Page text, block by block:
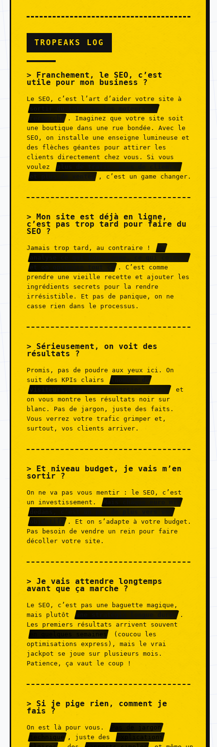
TROPEAKS LOG
Franchement, le SEO, c’est
utile pour mon business ?
Le SEO, c’est l’art d’aider votre site à
. Imaginez que votre site soit
une boutique dans une rue bondée. Avec le
SEO, on installe une enseigne lumineuse et
des flèches géantes pour attirer les
clients directement chez vous. Si vous
voulez
, c’est un game changer.
Mon site est déjà en ligne,
c’est pas trop tard pour faire du
SEO ?
Jamais trop tard, au contraire !
. C’est comme
prendre une vieille recette et ajouter les
ingrédients secrets pour la rendre
irrésistible. Et pas de panique, on ne
casse rien dans le processus.
Sérieusement, on voit des
résultats ?
Promis, pas de poudre aux yeux ici. On
suit des KPIs clairs
et
on vous montre les résultats noir sur
blanc. Pas de jargon, juste des faits.
Vous verrez votre trafic grimper et,
surtout, vos clients arriver.
Et niveau budget, je vais m’en
sortir ?
On ne va pas vous mentir : le SEO, c’est
un investissement.
. Et on s’adapte à votre budget.
Pas besoin de vendre un rein pour faire
décoller votre site.
Je vais attendre longtemps
avant que ça marche ?
Le SEO, c’est pas une baguette magique,
mais plutôt
.
Les premiers résultats arrivent souvent
en quelques semaines
(coucou les
optimisations express), mais le vrai
jackpot se joue sur plusieurs mois.
Patience, ça vaut le coup !
Si je pige rien, comment je
fais ?
On est là pour vous.
Pas de jargon
technique
, juste des
explications